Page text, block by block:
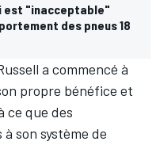
est "inacceptable"
des pneus 18
a commencé à
propre bénéfice et
ce que des
son système de